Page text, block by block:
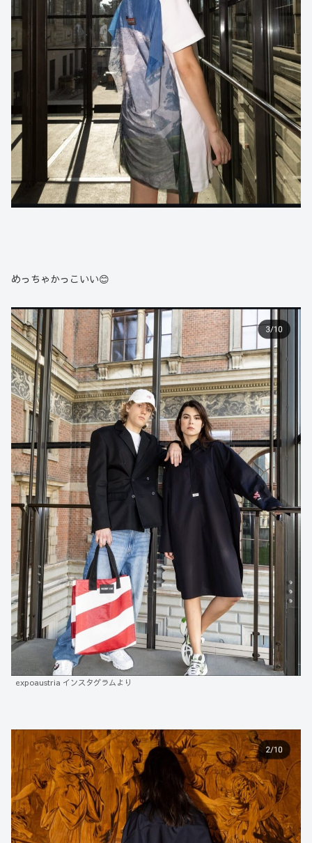
めっちゃかっこいい😊
expoaustria インスタグラムより